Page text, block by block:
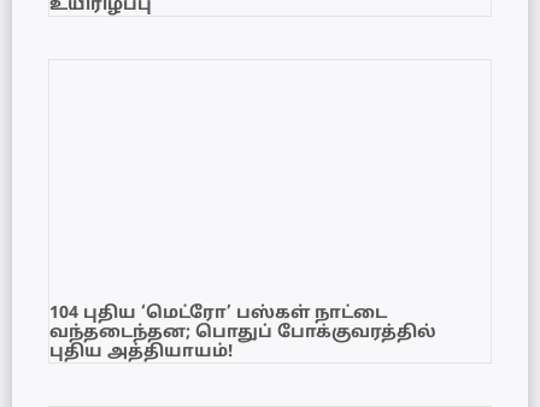
உயிரிழப்பு
104 புதிய ‘மெட்ரோ’ பஸ்கள் நாட்டை
வந்தடைந்தன; பொதுப் போக்குவரத்தில்
புதிய அத்தியாயம்!